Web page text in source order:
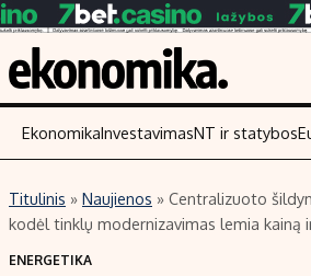
Turinys
Naujienos
EkonomikaInvestavimasNT ir statybos
Titulinis » Naujienos » Centralizuoto
kodėl tinklų modernizavimas lemia kainą
ENERGETIKA